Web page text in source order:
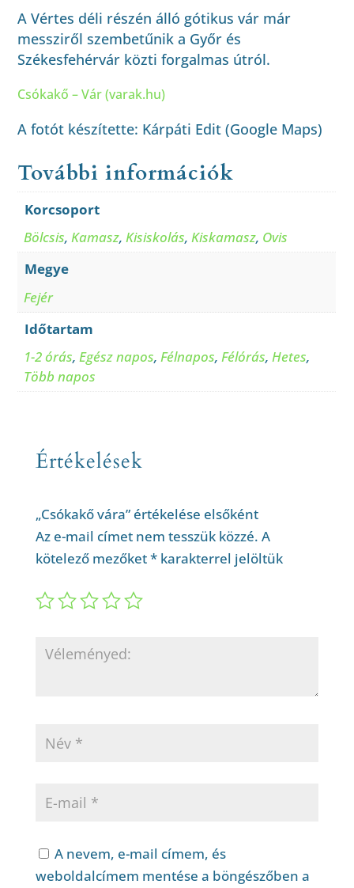
A Vértes déli részén álló gótikus vár már
messziről szembetűnik a Győr és
Székesfehérvár közti forgalmas útról.
Csókakő – Vár (varak.hu)
A fotót készítette: Kárpáti Edit (Google Maps)
További információk
Korcsoport
Bölcsis,Kamasz,Kisiskolás,Kiskamasz, Ovis
Megye
Fejér
Időtartam
1-2 órás,Egész napos,Félnapos,Félórás,Hetes,
Több napos
Értékelések
„Csókakő vára” értékelése elsőként
Az e-mail címet nem tesszük közzé. A
kötelező mezőket*karakterrel jelöltük
A nevem, e-mail címem, és
weboldalcímem mentése a böngészőben a